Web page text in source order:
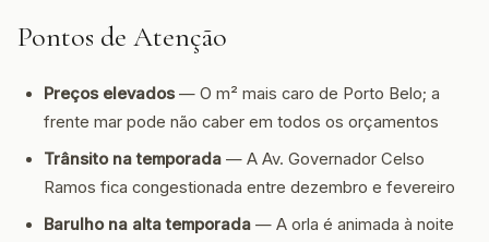
Pontos de Atenção
Preços elevados— O m² mais caro de Porto Belo; a
frente mar pode não caber em todos os orçamentos
Trânsito na temporada — A Av. Governador Celso
Ramos fica congestionada entre dezembro e fevereiro
Barulho na alta temporada — A orla é animada à noite